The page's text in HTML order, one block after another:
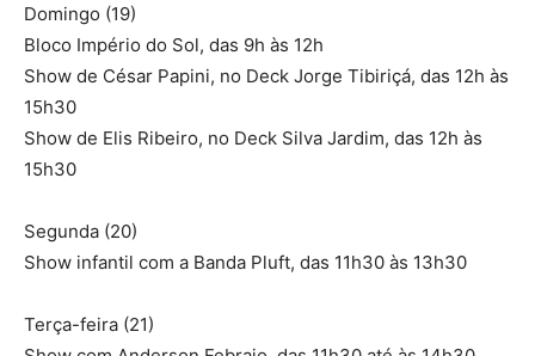
Domingo (19)
Bloco Império do Sol, das 9h às 12h
Show de César Papini, no Deck Jorge Tibiriçá, das 12h às
15h30
Show de Elis Ribeiro, no Deck Silva Jardim, das 12h às
15h30
Segunda (20)
Show infantil com a Banda Pluft, das 11h30 às 13h30
Terça-feira (21)